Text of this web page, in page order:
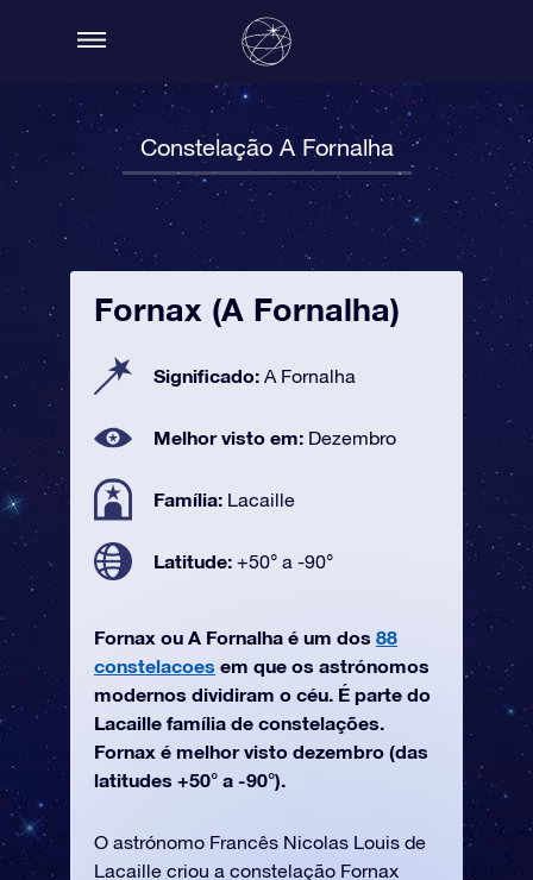
Constelação A Fornalha
Fornax (A Fornalha)
Significado: A Fornalha
Melhor visto em: Dezembro
Família: Lacaille
Latitude: +50° a -90°
Fornax ou A Fornalha é um dos 88
constelacoes em que os astrónomos
modernos dividiram o céu. É parte do
Lacaille família de constelações.
Fornax é melhor visto dezembro (das
latitudes +50° a -90°).
O astrónomo Francês Nicolas Louis de
Lacaille criou a constelação Fornax